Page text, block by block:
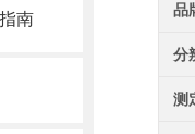
南 品
分
测